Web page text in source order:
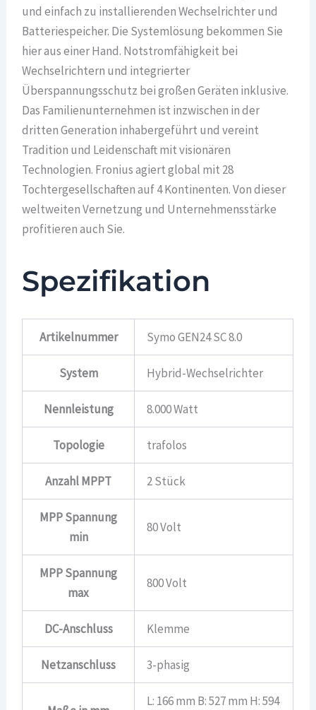
und einfach zu installierenden Wechselrichter und
Batteriespeicher. Die Systemlösung bekommen Sie
hier aus einer Hand. Notstromfähigkeit bei
Wechselrichtern und integrierter
Überspannungsschutz bei großen Geräten inklusive.
Das Familienunternehmen ist inzwischen in der
dritten Generation inhabergeführt und vereint
Tradition und Leidenschaft mit visionären
Technologien. Fronius agiert global mit 28
Tochtergesellschaften auf 4 Kontinenten. Von dieser
weltweiten Vernetzung und Unternehmensstärke
profitieren auch Sie.
Spezifikation
Artikelnummer Symo GEN24 SC 8.0
System Hybrid-Wechselrichter
Nennleistung 8.000 Watt
Topologie trafolos
Anzahl MPPT 2 Stück
MPP Spannung
min
80 Volt
MPP Spannung
max
800 Volt
DC-Anschluss Klemme
Netzanschluss 3-phasig
L: 166 mm B: 527 mm H: 594